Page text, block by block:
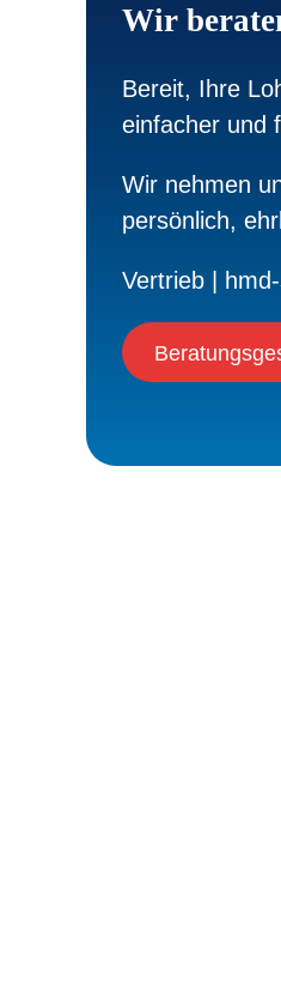
Wir
Bereit, Ihre
einfacher und
Wir nehmen
persönlich,
Vertrieb |